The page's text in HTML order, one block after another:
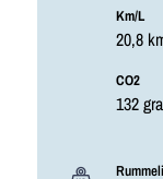
Km/L
20,8
CO2
132